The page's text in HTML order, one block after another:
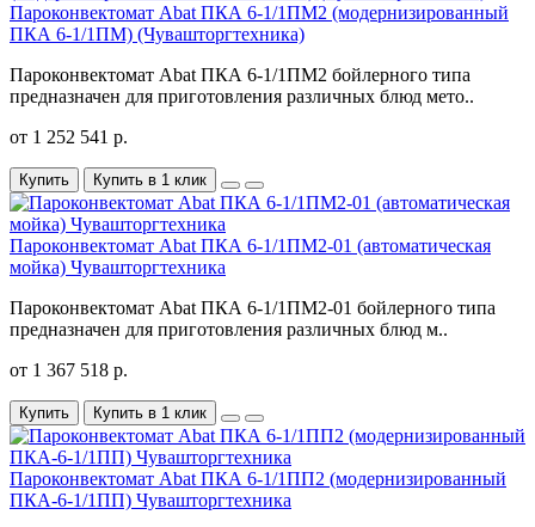
Пароконвектомат Abat ПКА 6-1/1ПМ2 (модернизированный
ПКА 6-1/1ПМ) (Чувашторгтехника)
Пароконвектомат Abat ПКА 6-1/1ПМ2 бойлерного типа
предназначен для приготовления различных блюд мето..
от 1 252 541 р.
Купить Купить в 1 клик
Пароконвектомат Abat ПКА 6-1/1ПМ2-01 (автоматическая
мойка) Чувашторгтехника
Пароконвектомат Abat ПКА 6-1/1ПМ2-01 бойлерного типа
предназначен для приготовления различных блюд м..
от 1 367 518 р.
Купить Купить в 1 клик
Пароконвектомат Abat ПКА 6-1/1ПП2 (модернизированный
ПКА-6-1/1ПП) Чувашторгтехника